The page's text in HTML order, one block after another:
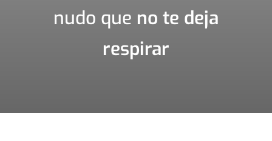
nudo que no te deja
respirar